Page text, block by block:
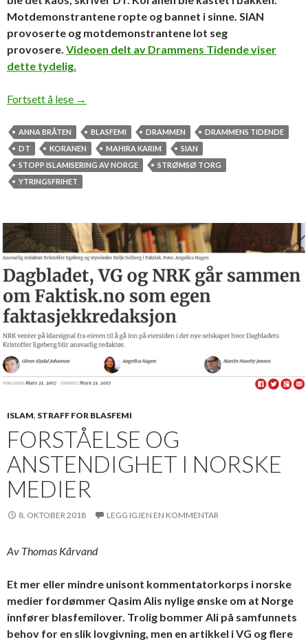
Motdemonstrantene ropte og bannet i sinne. SIAN
provoserte og motdemonstrantene lot seg
provosere. Videoen delt av Drammens Tidende viser
dette tydelig.
Fortsett å lese SIANs Anna Bråten og muslimenes reaksjon
→
ANNA BRÅTEN BLASFEMI DRAMMEN
DRAMMENS TIDENDE
DT
KORANEN MAHIRA KARIM
SIAN
STOPP ISLAMISERING AV NORGE
STRØMSØ TORG
YTRINGSFRIHET
ISLAM, STRAFF FOR BLASFEMI
FORSTÅELSE OG
ANSTENDIGHET I NORSKE
MEDIER
8. OKTOBER 2018 LEGG IGJEN EN KOMMENTAR
Av Thomas Kårvand
Et mer eller mindre unisont kommentatorkorps i norske
medier fordømmer Qasim Alis nylige ønske om at Norge
innfører blasfemilover. Trolig bommer Ali på samfunnets
behov for en slik lovgivning, men en artikkel i VG og flere